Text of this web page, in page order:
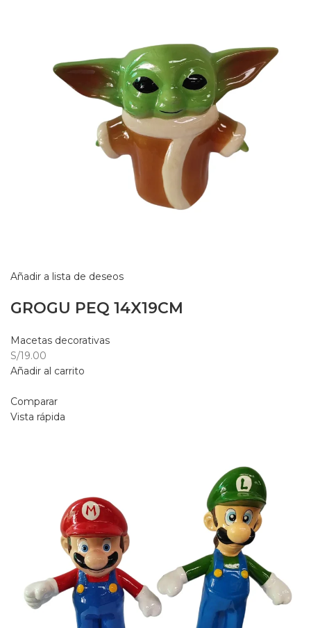
Añadir a lista de deseos
GROGU PEQ 14X19CM
Macetas decorativas
S/19.00
Añadir al carrito
Comparar
Vista rápida